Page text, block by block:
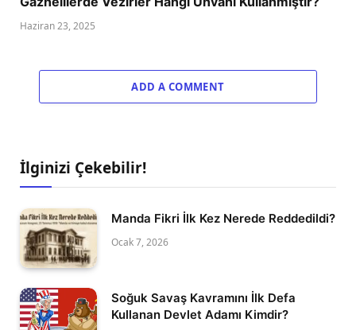
Haziran 23, 2025
ADD A COMMENT
İlginizi Çekebilir!
Manda Fikri İlk Kez Nerede Reddedildi?
Ocak 7, 2026
Soğuk Savaş Kavramını İlk Defa
Kullanan Devlet Adamı Kimdir?